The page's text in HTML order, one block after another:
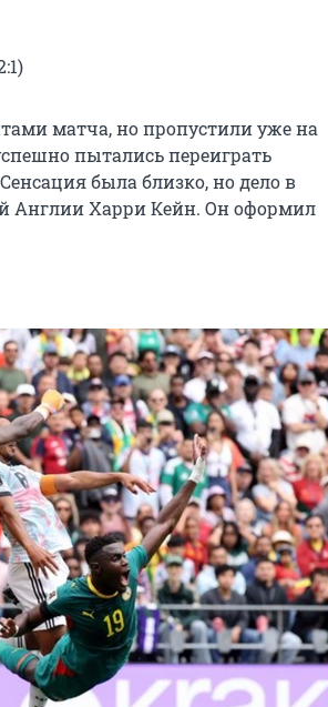
матча, но пропустили уже на
пытались переиграть
была близко, но дело в
Англии Харри Кейн. Он оформил